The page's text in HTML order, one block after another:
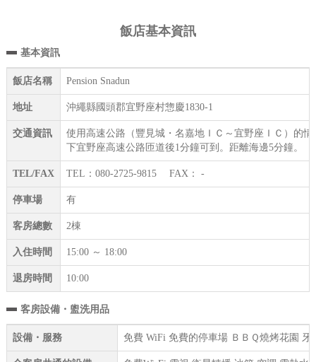
飯店基本資訊
基本資訊
飯店名稱 Pension Snadun
地址 沖繩縣國頭郡宜野座村惣慶1830-1
交通資訊
使用高速公路（豐見城・名嘉地ＩＣ～宜野座ＩＣ）
下宜野座高速公路匝道後1分鐘可到。距離海邊5分鐘。
TEL/FAX TEL：080-2725-9815 FAX： -
停車場 有
客房總數 2棟
入住時間 15:00 ～ 18:00
退房時間 10:00
客房設備・盥洗用品
設備・服務 免費 WiFi 免費的停車場 ＢＢＱ燒烤花園